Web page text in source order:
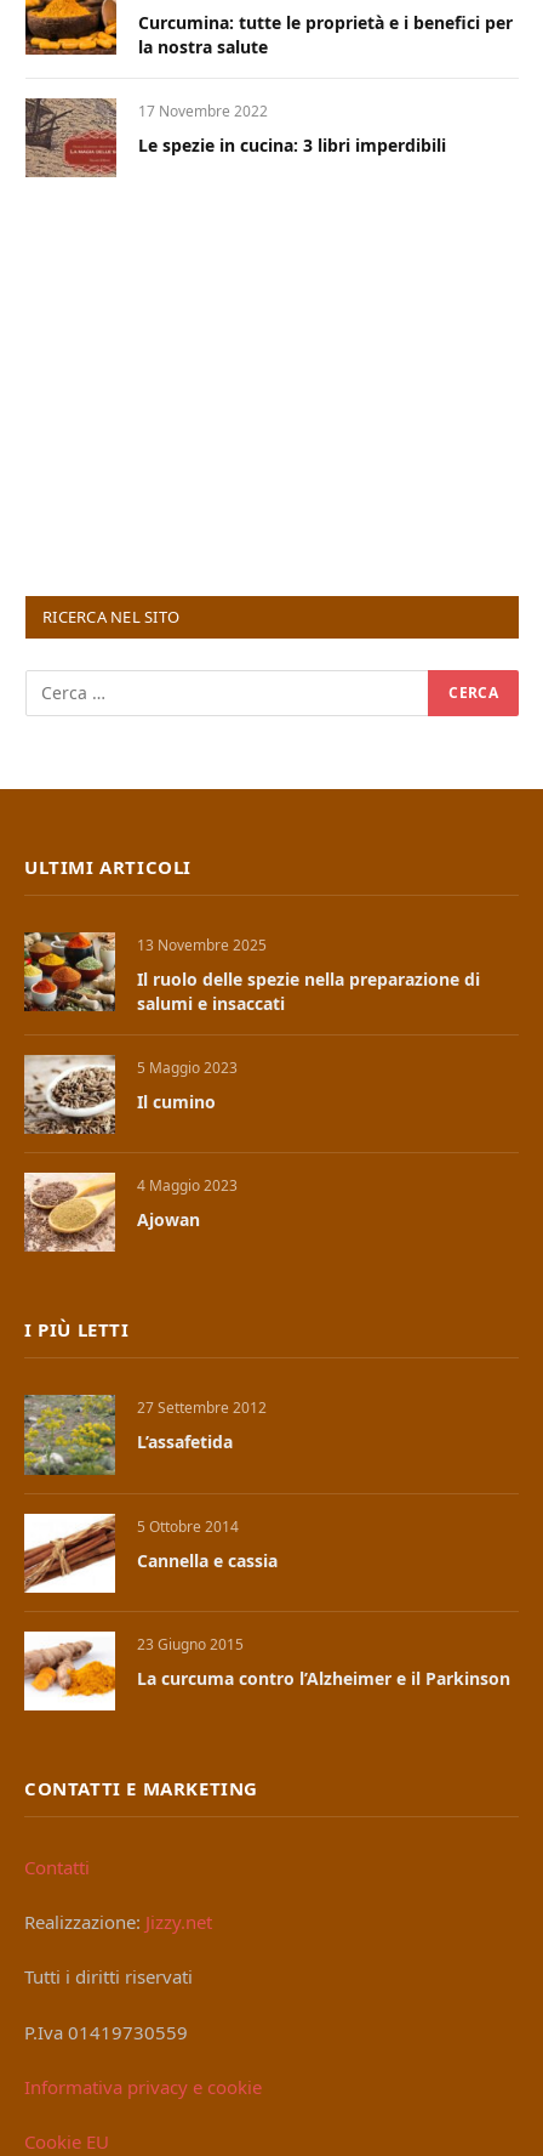
Curcumina: tutte le proprietà e i benefici per
la nostra salute
17 Novembre 2022
Le spezie in cucina: 3 libri imperdibili
RICERCA NEL SITO
ULTIMI ARTICOLI
13 Novembre 2025
Il ruolo delle spezie nella preparazione di
salumi e insaccati
5 Maggio 2023
Il cumino
4 Maggio 2023
Ajowan
I PIÙ LETTI
27 Settembre 2012
L’assafetida
5 Ottobre 2014
Cannella e cassia
23 Giugno 2015
La curcuma contro l’Alzheimer e il Parkinson
CONTATTI E MARKETING
Contatti
Realizzazione: Jizzy.net
Tutti i diritti riservati
P.Iva 01419730559
Informativa privacy e cookie
Cookie EU